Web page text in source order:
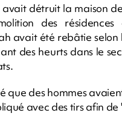
détruit la maison
des résidences
avait été rebâtie
des heurts dans le
des hommes
avec des tirs afin de